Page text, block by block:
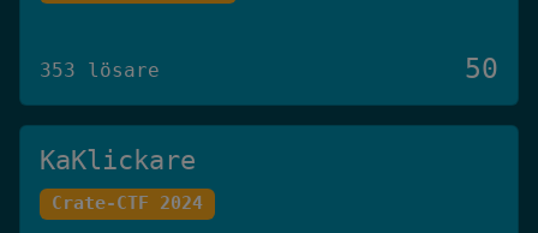
353 lösare 50
KaKlickare
Crate-CTF 2024